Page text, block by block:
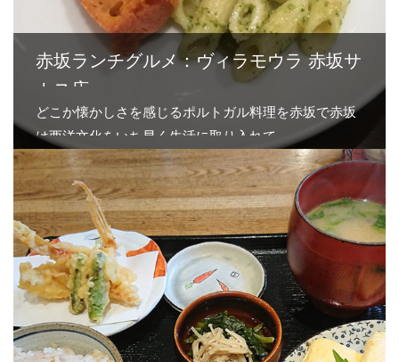
赤坂ランチグルメ：ヴィラモウラ 赤坂サ
カス店
どこか懐かしさを感じるポルトガル料理を赤坂で赤坂
は西洋文化をいち早く生活に取り入れて…